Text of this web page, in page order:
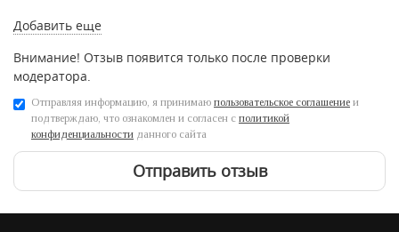
Добавить еще
Внимание! Отзыв появится только после проверки
модератора.
Отправляя информацию, я принимаю пользовательское соглашение и
подтверждаю, что ознакомлен и согласен с политикой
конфиденциальности данного сайта
Отправить отзыв